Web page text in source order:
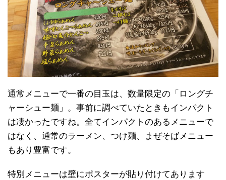
通常メニューで一番の目玉は、数量限定の「ロングチ
ャーシュー麺」。事前に調べていたときもインパクト
は凄かったですね。全てインパクトのあるメニューで
はなく、通常のラーメン、つけ麺、まぜそばメニュー
もあり豊富です。
特別メニューは壁にポスターが貼り付けてあります